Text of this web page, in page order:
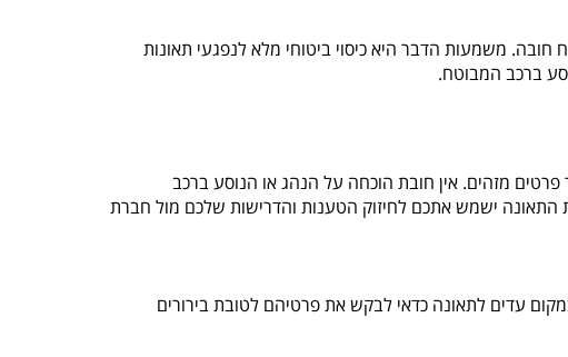
משמעות הדבר היא כיסוי ביטוחי מלא לנפגעי תאונות
ברכב המבוטח.
מזהים. אין חובת הוכחה על הנהג או הנוסע ברכב
ישמש אתכם לחיזוק הטענות והדרישות שלכם מול חברת
עדים לתאונה כדאי לבקש את פרטיהם לטובת בירורים